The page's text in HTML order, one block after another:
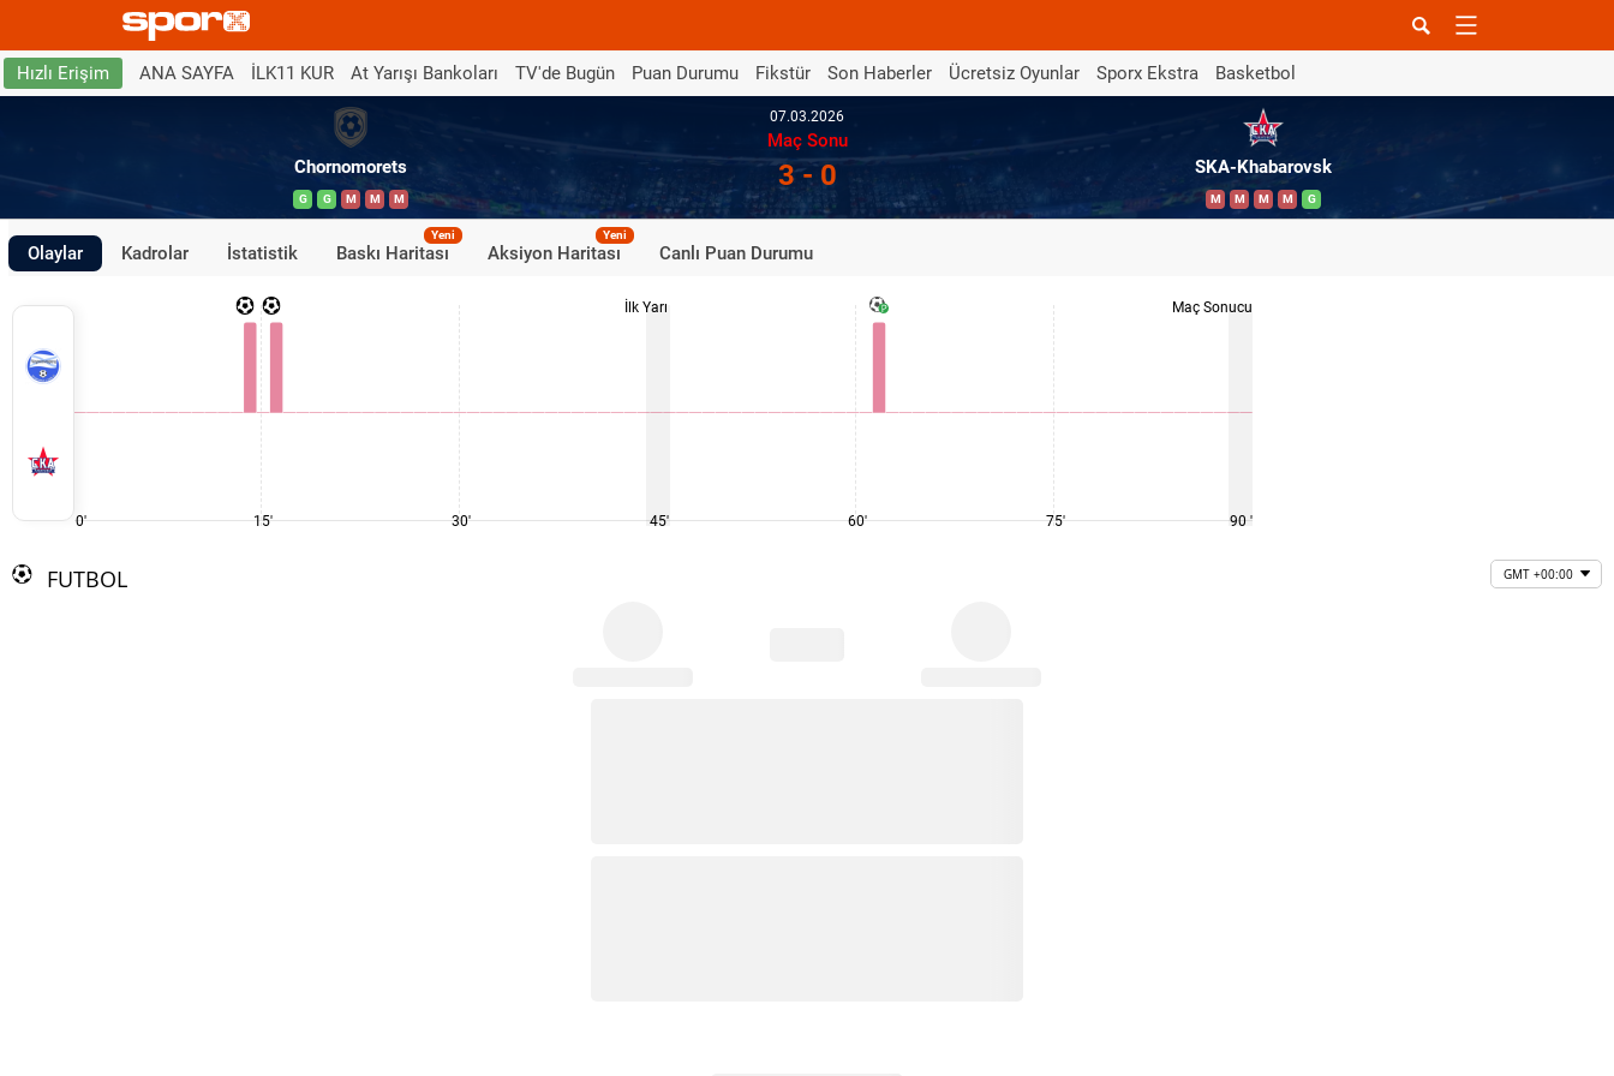
Hızlı Erişim ANA SAYFA İLK11 KUR At Yarışı Bankoları TV'de Bugün Puan Durumu Fikstür Son Haberler Ücretsiz Oyunlar Sporx Ekstra Basketbol
Chornomorets
G G M M M
07.03.2026
Maç Sonu
3 - 0 SKA-Khabarovsk
M M M M G
Olaylar Kadrolar İstatistik Baskı Haritası
Yeni
Aksiyon Haritası
Yeni
Canlı Puan Durumu
0' 15' 30'
İlk Yarı
45' 60' 75'
Maç Sonucu
90 '
FUTBOL GMT +00:00